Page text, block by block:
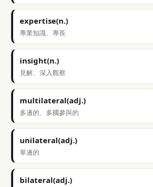
expertise(n.)
專業知識、專長
insight(n.)
見解、深入觀察
multilateral(adj.)
多邊的、多國參與的
unilateral(adj.)
單邊的
bilateral(adj.)